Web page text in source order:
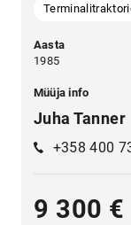
Aasta
1985
Müüja info
Juha Tanner
+358 400
9 300 €